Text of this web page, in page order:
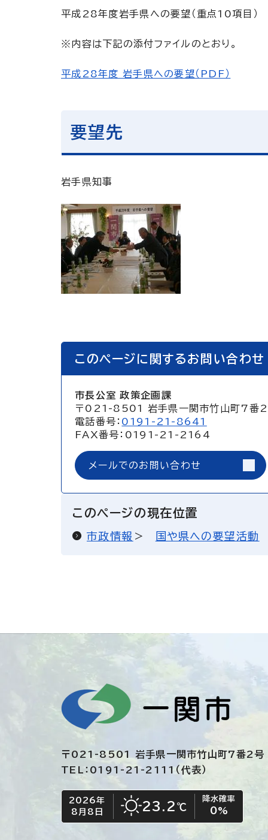
平成28年度岩手県への要望（重点10項目）
※内容は下記の添付ファイルのとおり。
平成28年度 岩手県への要望（PDF）
要望先
岩手県知事
このページに関するお問い合わせ
市長公室 政策企画課
〒021-8501 岩手県一関市竹山町7番
電話番号： 0191-21-8641
FAX番号：0191-21-2164
メールでのお問い合わせ
このページの現在位置
市政情報 国や県への要望活動
〒021-8501 岩手県一関市竹山町7番2号
TEL：0191-21-2111（代表）
今日の日付
2026年
8月8日
今日の天気
晴れ
23.2℃
降水確率
0%